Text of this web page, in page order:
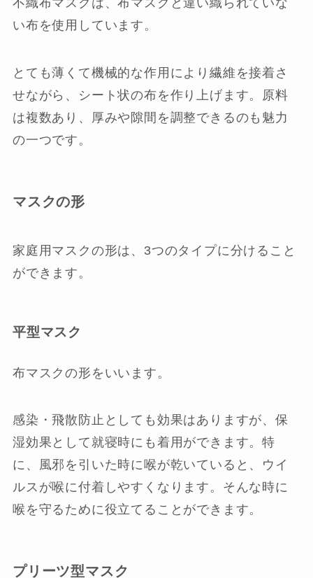
不織布マスクは、布マスクと違い織られていな
い布を使用しています。
とても薄くて機械的な作用により繊維を接着さ
せながら、シート状の布を作り上げます。原料
は複数あり、厚みや隙間を調整できるのも魅力
の一つです。
マスクの形
家庭用マスクの形は、3つのタイプに分けること
ができます。
平型マスク
布マスクの形をいいます。
感染・飛散防止としても効果はありますが、保
湿効果として就寝時にも着用ができます。特
に、風邪を引いた時に喉が乾いていると、ウイ
ルスが喉に付着しやすくなります。そんな時に
喉を守るために役立てることができます。
プリーツ型マスク